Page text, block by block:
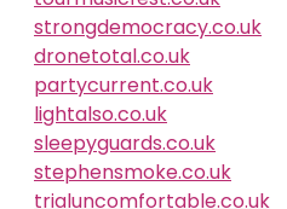
strongdemocracy.co.uk
dronetotal.co.uk
partycurrent.co.uk
lightalso.co.uk
sleepyguards.co.uk
stephensmoke.co.uk
trialuncomfortable.co.uk